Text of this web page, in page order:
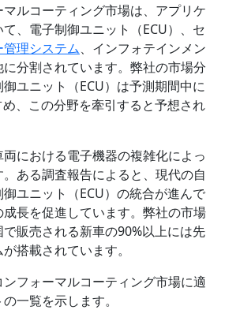
ルコーティング市場は、アプリケ
、電子制御ユニット（ECU）、セ
理システム、インフォテインメン
に分割されています。弊社の市場分
ユニット（ECU）は予測期間中に
、この分野を牽引すると予想され
における電子機器の複雑化によっ
ある調査報告によると、現代の自
ユニット（ECU）の統合が進んで
長を促進しています。弊社の市場
販売される新車の90%以上には先
搭載されています。
フォーマルコーティング市場に適
一覧を示します。